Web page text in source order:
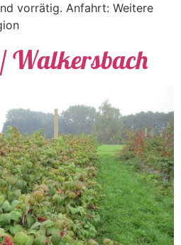
vorrätig. Anfahrt: Weitere
Walkersbach